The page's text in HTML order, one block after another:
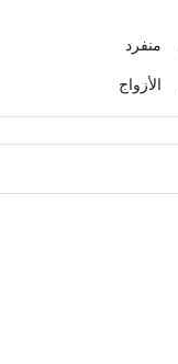
منفرد
الأزواج